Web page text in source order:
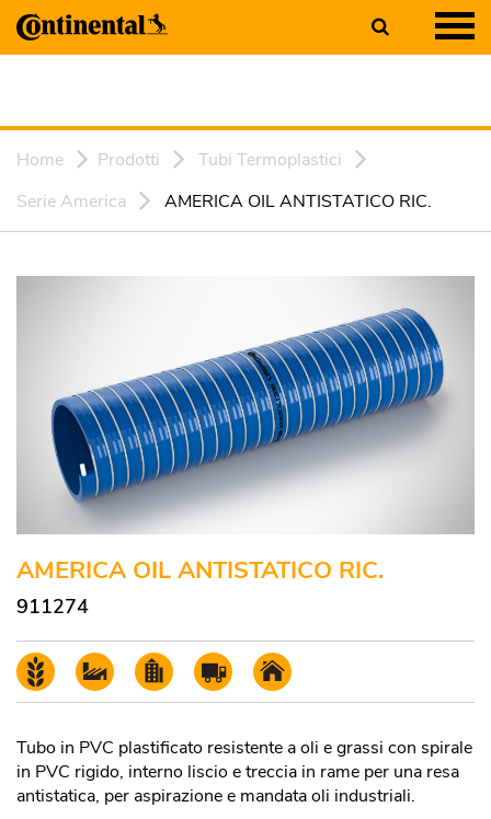
Home Prodotti
Tubi Termoplastici
Serie America
AMERICA OIL ANTISTATICO RIC.
AMERICA OIL ANTISTATICO RIC.
911274
Tubo in PVC plastificato resistente a oli e grassi con spirale
in PVC rigido, interno liscio e treccia in rame per una resa
antistatica, per aspirazione e mandata oli industriali.